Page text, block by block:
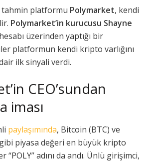
tahmin platformu Polymarket, kendi
Polymarket’in kurucusu Shayne
üzerinden yaptığı bir
platformun kendi kripto varlığını
ilk sinyali verdi.
CEO’sundan
iması
paylaşımında, Bitcoin (BTC) ve
piyasa değeri en büyük kripto
“POLY” adını da andı. Ünlü girişimci,